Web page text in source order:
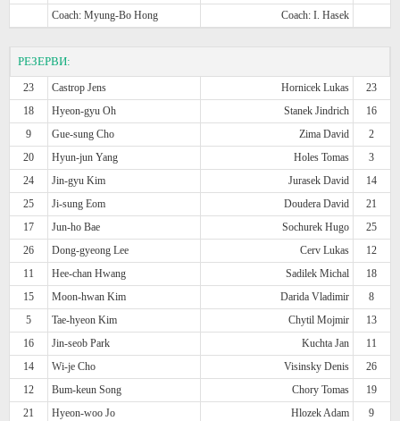
Coach: Myung-Bo Hong
Coach: I. Hasek
РЕЗЕРВИ:
23 Castrop Jens Hornicek Lukas
23
18
Hyeon-gyu Oh Stanek Jindrich
16
9
Gue-sung Cho Zima David
2
20
Hyun-jun Yang Holes Tomas
3
24
Jin-gyu Kim Jurasek David
14
25
Ji-sung Eom Doudera David
21
17
Jun-ho Bae Sochurek Hugo
25
26
Dong-gyeong Lee Cerv Lukas
12
11
Hee-chan Hwang Sadilek Michal
18
15
Moon-hwan Kim Darida Vladimir
8
5
Tae-hyeon Kim Chytil Mojmir
13
16
Jin-seob Park Kuchta Jan
11
14
Wi-je Cho Visinsky Denis
26
12
Bum-keun Song Chory Tomas
19
21
Hyeon-woo Jo Hlozek Adam 9